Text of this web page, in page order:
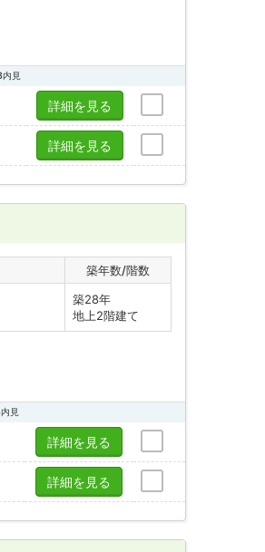
内見
詳細を見る
詳細を見る
築年数/階数
築28年
地上2階建て
見
詳細を見る
詳細を見る